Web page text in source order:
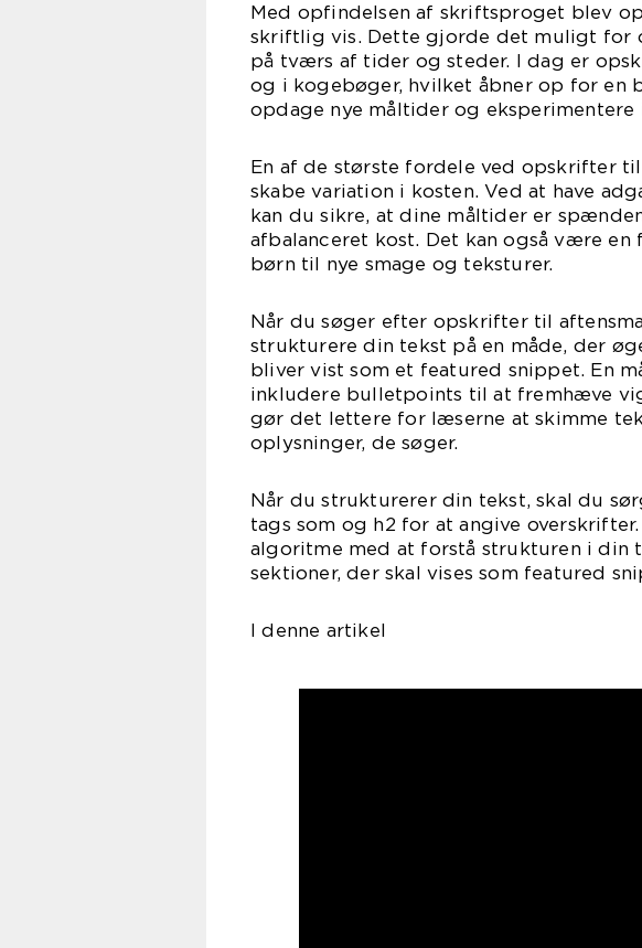
Med opfindelsen af skriftsproget blev
skriftlig vis. Dette gjorde det muligt for
på tværs af tider og steder. I dag er
og i kogebøger, hvilket åbner op for en
opdage nye måltider og eksperimentere
En af de største fordele ved opskrifter
skabe variation i kosten. Ved at have
kan du sikre, at dine måltider er
afbalanceret kost. Det kan også være
børn til nye smage og teksturer.
Når du søger efter opskrifter til
strukturere din tekst på en måde, der
bliver vist som et featured snippet. En
inkludere bulletpoints til at fremhæve
gør det lettere for læserne at skimme
oplysninger, de søger.
Når du strukturerer din tekst, skal du
tags som og h2 for at angive
algoritme med at forstå strukturen i
sektioner, der skal vises som featured
I denne artikel